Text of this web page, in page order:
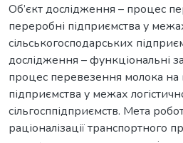
Об’єкт дослідження – процес
переробні підприємства у
сільськогосподарських
дослідження – функціональні
процес перевезення молока на
підприємства у межах
сільгосппідприємств. Мета
раціоналізації транспортного